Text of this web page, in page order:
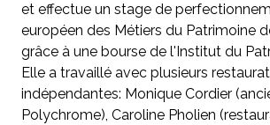
et effectue un stage de
européen des Métiers du Patrimoine
grâce à une bourse de l'Institut du
Elle a travaillé avec plusieurs
indépendantes: Monique Cordier
Polychrome), Caroline Pholien